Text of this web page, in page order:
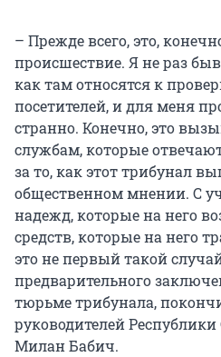
– Прежде всего, это,
происшествие. Я не раз
как там относятся к
посетителей, и для меня
странно. Конечно, это
службам, которые
за то, как этот трибунал
общественном мнении. С
надежд, которые на него
средств, которые на него
это не первый такой
предварительного
тюрьме трибунала,
руководителей
Милан Бабич.